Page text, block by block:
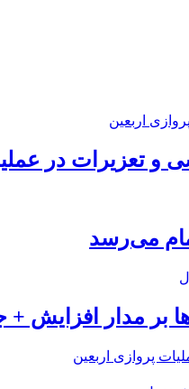
و تعزیرات در
می‌رسد
پروازی اربعین